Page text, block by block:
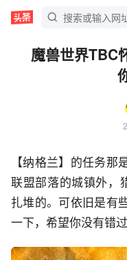
魔兽世界TBC
【纳格兰】的任务那
联盟部落的城镇外
扎堆的。可依旧是有
一下，希望你没有错过